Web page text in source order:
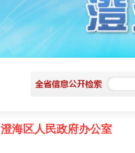
澄海区人民政府办公室